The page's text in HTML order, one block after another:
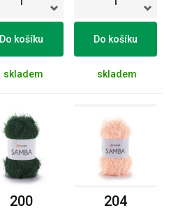
Do košíku
skladem
Do košíku
skladem
200 204